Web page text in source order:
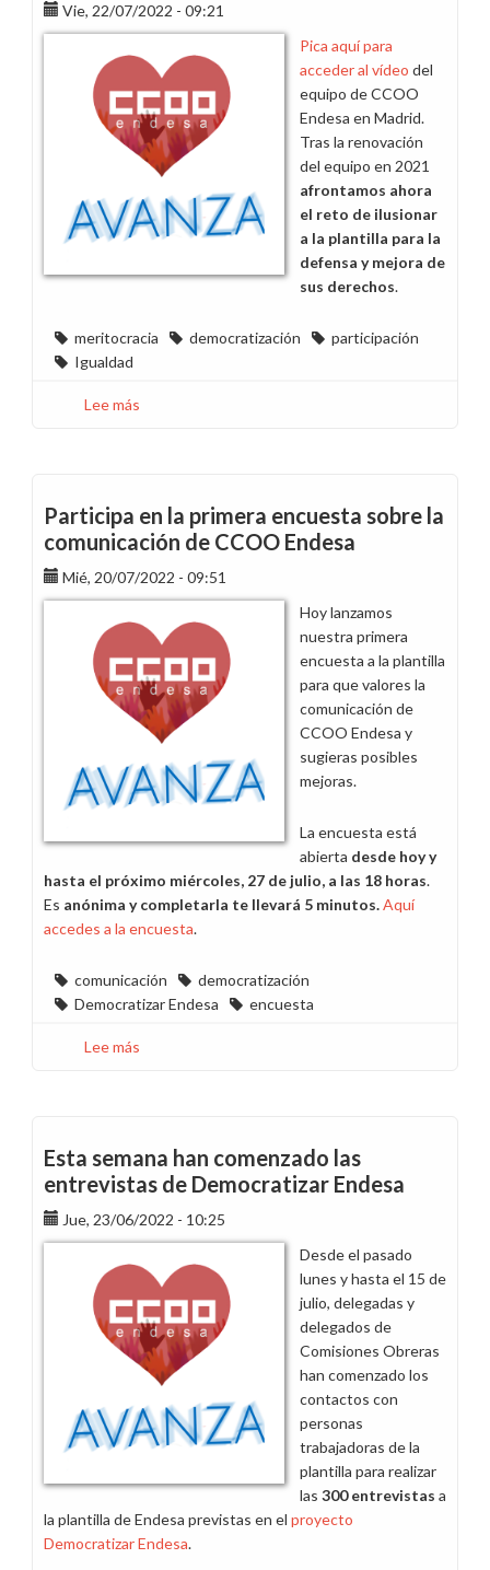
Vie, 22/07/2022 - 09:21
Pica aquí para
acceder al vídeo del
equipo de CCOO
Endesa en Madrid.
Tras la renovación
del equipo en 2021
afrontamos ahora
el reto de ilusionar
a la plantilla para la
defensa y mejora de
sus derechos.
meritocracia democratización
participación
Igualdad
Lee más
al
equipo
responsable
de
CCOO
Endesa
en
Madrid
Participa en la primera encuesta sobre la
comunicación de CCOO Endesa
Mié, 20/07/2022 - 09:51
Hoy lanzamos
nuestra primera
encuesta a la plantilla
para que valores la
comunicación de
CCOO Endesa y
sugieras posibles
mejoras.
La encuesta está
abierta desde hoy y
hasta el próximo miércoles, 27 de julio, a las 18 horas.
Es anónima ycompletarla te llevará 5 minutos.Aquí
accedes a la encuesta.
comunicación
democratización
Democratizar Endesa
encuesta
Lee más
encuesta
sobre
la
comunicación
de
CCOO
Endesa
Esta semana han comenzado las
entrevistas de Democratizar Endesa
Jue, 23/06/2022 - 10:25
Desde el pasado
lunes y hasta el 15 de
julio, delegadas y
delegados de
Comisiones Obreras
han comenzado los
contactos con
personas
trabajadoras de la
plantilla para realizar
las 300 entrevistas a
la plantilla de Endesa previstas en el proyecto
Democratizar Endesa.